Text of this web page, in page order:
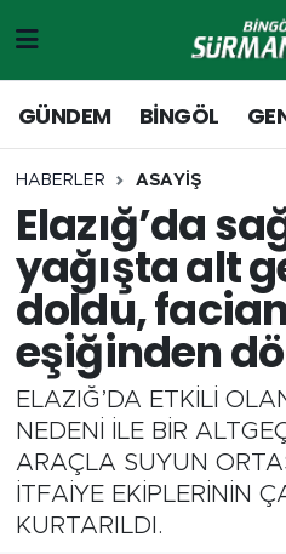
GÜNDEM BİNGÖL
HABERLER ASAYİŞ
Elazığ’da
yağışta alt
doldu,
eşiğinden
ELAZIĞ’DA ETKİLİ
NEDENİ İLE BİR
ARAÇLA SUYUN
İTFAİYE EKİPLERİNİN
KURTARILDI.
Genç
Solhan
Karlıova
Adaklı-Kiğı
Yayladere-Yedisu
MD Prestij Dergisi
Siyaset
Merkez Hava Durumu
Merkez Trafik
Süper Lig Puan
Tüm Manşetler
Son Dakika Haberleri
Haber Arşivi